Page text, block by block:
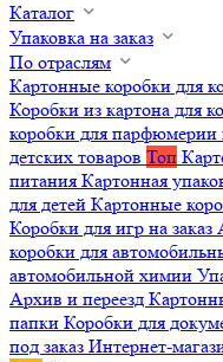
Каталог
Упаковка на заказ
По отраслям
Картонные коробки для
Коробки из картона для
коробки для парфюмерии
детских товаров Топ
питания Картонная
для детей Картонные
Коробки для игр на заказ
коробки для
автомобильной химии
Архив и переезд
папки Коробки для
под заказ Интернет-